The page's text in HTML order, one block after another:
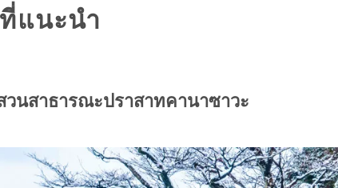
แนะนำ
วนสาธารณะปราสาทคานาซาวะ